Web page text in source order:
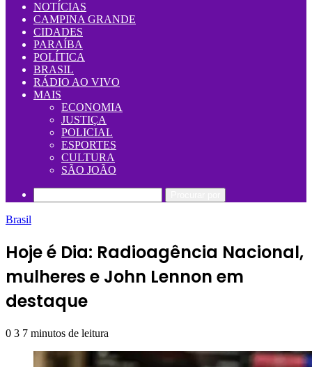
NOTÍCIAS
CAMPINA GRANDE
CIDADES
PARAÍBA
POLÍTICA
BRASIL
RÁDIO AO VIVO
MAIS
ECONOMIA
JUSTIÇA
POLICIAL
ESPORTES
CULTURA
SÃO JOÃO
Brasil
Hoje é Dia: Radioagência Nacional,
mulheres e John Lennon em
destaque
0 3 7 minutos de leitura